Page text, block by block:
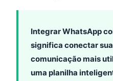
Integrar WhatsApp
significa conectar
comunicação mais
uma planilha